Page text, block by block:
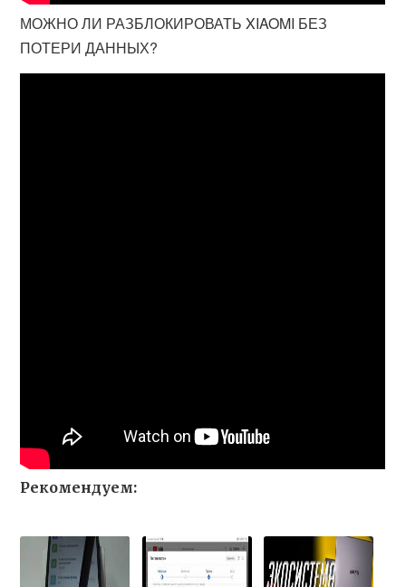
МОЖНО ЛИ РАЗБЛОКИРОВАТЬ XIAOMI БЕЗ
ПОТЕРИ ДАННЫХ?
Рекомендуем: